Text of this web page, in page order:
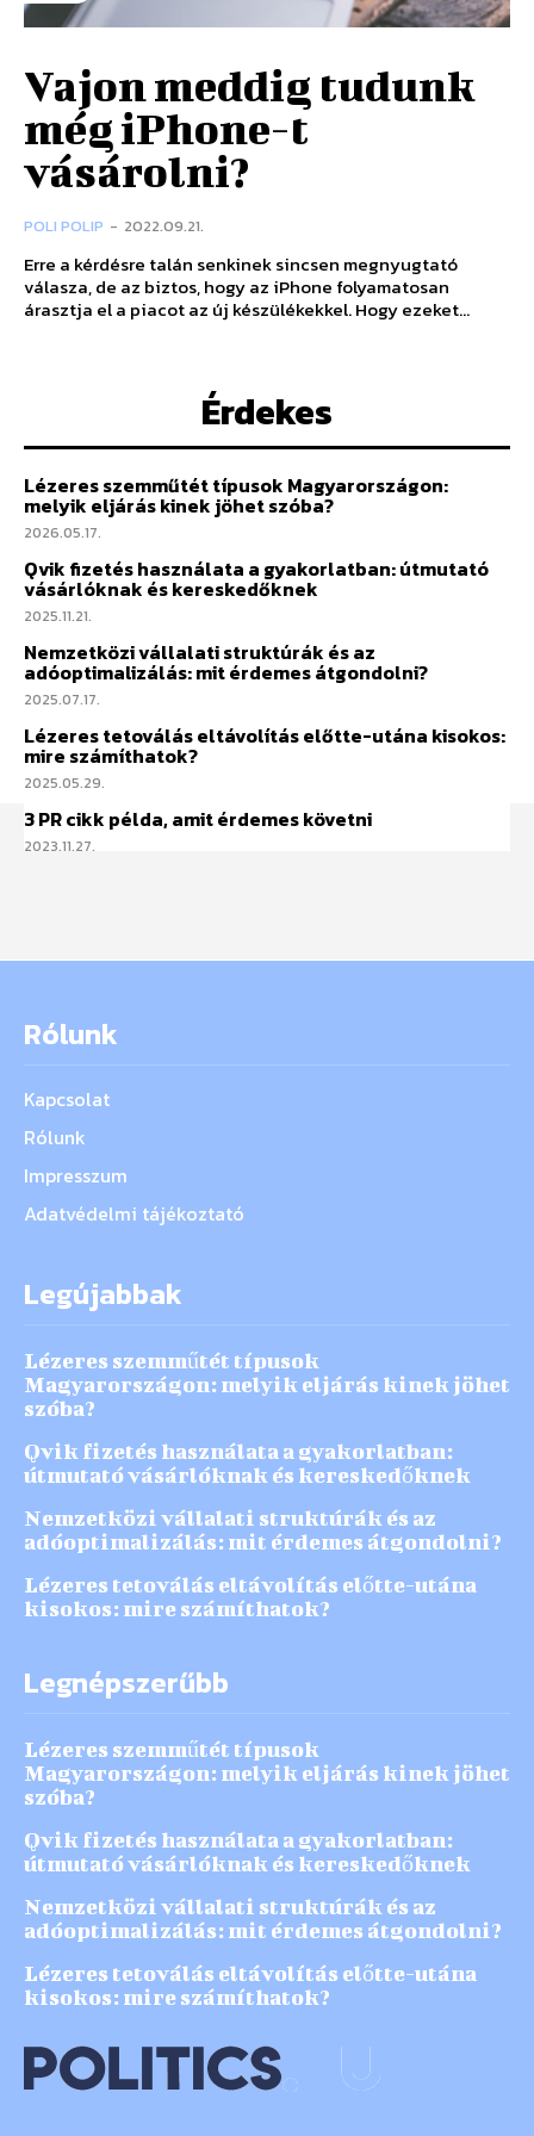
Vajon meddig tudunk
még iPhone-t
vásárolni?
POLI POLIP - 2022.09.21.
Erre a kérdésre talán senkinek sincsen megnyugtató
válasza, de az biztos, hogy az iPhone folyamatosan
árasztja el a piacot az új készülékekkel. Hogy ezeket...
Érdekes
Lézeres szemműtét típusok Magyarországon:
melyik eljárás kinek jöhet szóba?
2026.05.17.
Qvik fizetés használata a gyakorlatban: útmutató
vásárlóknak és kereskedőknek
2025.11.21.
Nemzetközi vállalati struktúrák és az
adóoptimalizálás: mit érdemes átgondolni?
2025.07.17.
Lézeres tetoválás eltávolítás előtte-utána kisokos:
mire számíthatok?
2025.05.29.
3 PR cikk példa, amit érdemes követni
2023.11.27.
Rólunk
Kapcsolat
Rólunk
Impresszum
Adatvédelmi tájékoztató
Legújabbak
Lézeres szemműtét típusok
Magyarországon: melyik eljárás kinek jöhet
szóba?
Qvik fizetés használata a gyakorlatban:
útmutató vásárlóknak és kereskedőknek
Nemzetközi vállalati struktúrák és az
adóoptimalizálás: mit érdemes átgondolni?
Lézeres tetoválás eltávolítás előtte-utána
kisokos: mire számíthatok?
Legnépszerűbb
Lézeres szemműtét típusok
Magyarországon: melyik eljárás kinek jöhet
szóba?
Qvik fizetés használata a gyakorlatban:
útmutató vásárlóknak és kereskedőknek
Nemzetközi vállalati struktúrák és az
adóoptimalizálás: mit érdemes átgondolni?
Lézeres tetoválás eltávolítás előtte-utána
kisokos: mire számíthatok?